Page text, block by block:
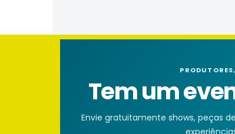
Tem um
Envie gratuitamente shows, peças